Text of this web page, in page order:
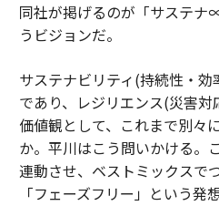
同社が掲げるのが「サステ
うビジョンだ。
サステナビリティ(持続性・
であり、レジリエンス(災害
価値観として、これまで別々
か。平川はこう問いかける
連動させ、ベストミックスで
「フェーズフリー」という発